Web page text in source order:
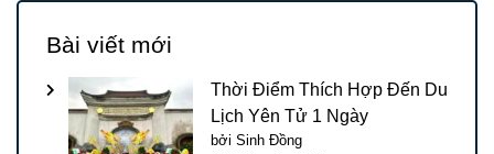
Bài viết mới
Thời Điểm Thích Hợp Đến Du
Lịch Yên Tử 1 Ngày
bởi Sinh Đồng